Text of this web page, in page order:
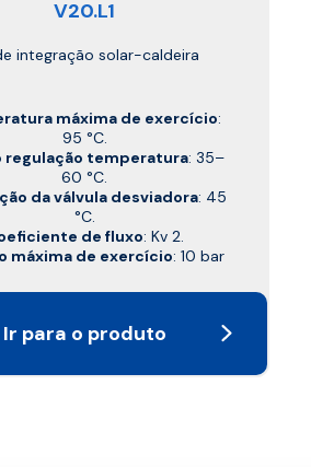
V20.L1
integração solar-caldeira
máxima de exercício:
95 °C.
regulação temperatura: 35–
60 °C.
da válvula desviadora: 45
°C.
de fluxo: Kv 2.
máxima de exercício: 10 bar
Ir para o produto